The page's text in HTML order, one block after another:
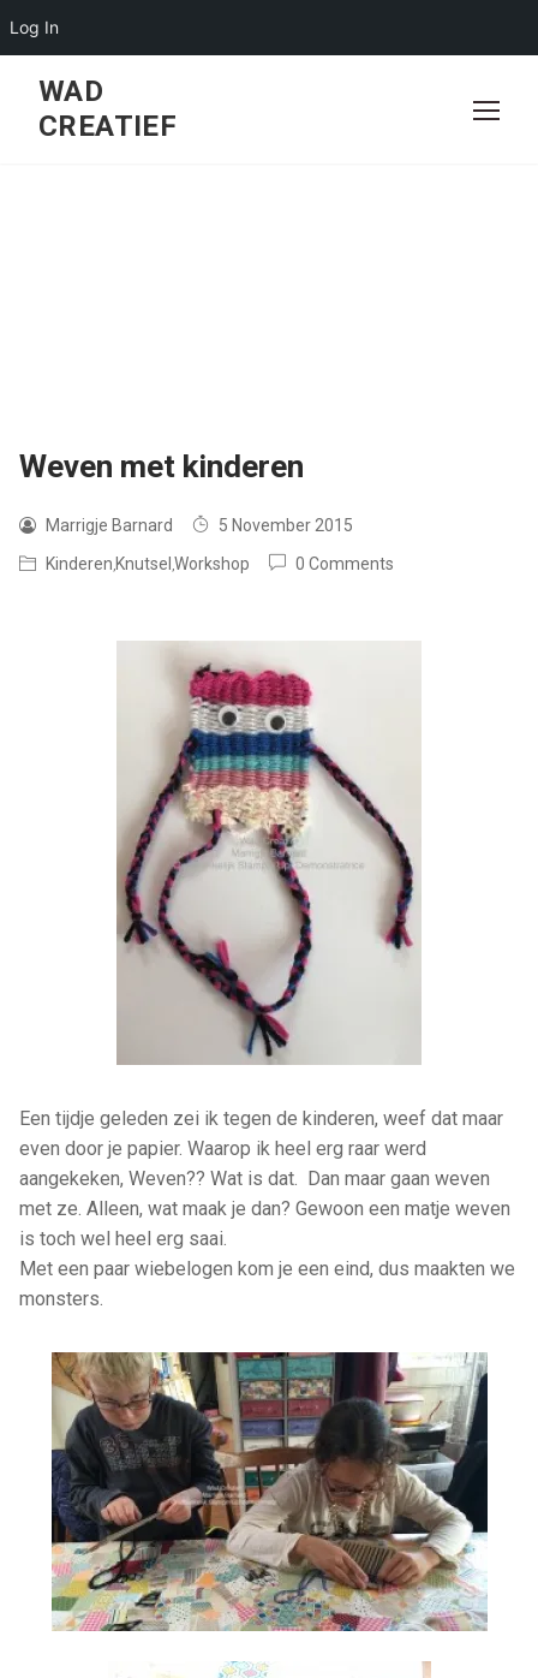
Log In
content
WAD
CREATIEF
Weven met kinderen
Marrigje Barnard
5 November 2015
KinderenKnutselWorkshop 0 Comments
Een tijdje geleden zei ik tegen de kinderen, weef dat maar
even door je papier. Waarop ik heel erg raar werd
aangekeken, Weven?? Wat is dat. Dan maar gaan weven
met ze. Alleen, wat maak je dan? Gewoon een matje weven
is toch wel heel erg saai.
Met een paar wiebelogen kom je een eind, dus maakten we
monsters.